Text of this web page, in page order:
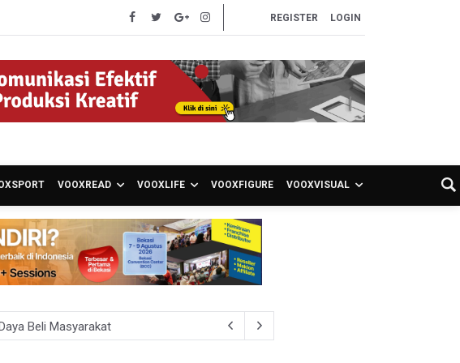
REGISTER LOGIN
VOOXREAD VOOXLIFE VOOXFIGURE VOOXVISUAL
Beli Masyarakat